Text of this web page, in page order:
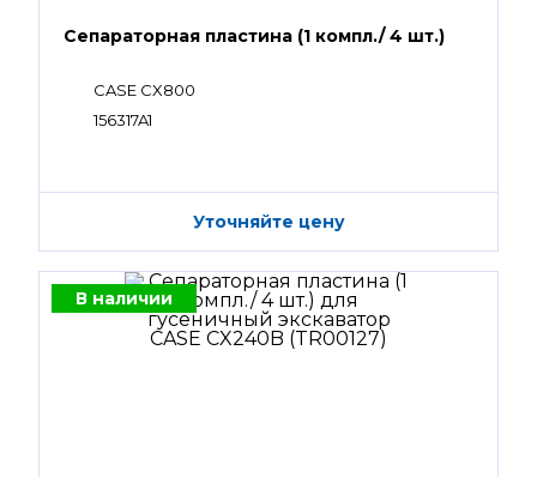
Сепараторная пластина (1 компл./ 4 шт.)
CASE CX800
156317A1
Уточняйте цену
В наличии